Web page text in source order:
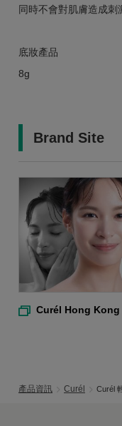
同時不會對肌膚造成刺
底妝產品
8g
Brand Site
Curél Hong Kong
產品資訊 Curél Curél